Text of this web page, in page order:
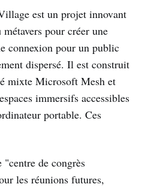
est un projet innovant
pour créer une
connexion pour un public
dispersé. Il est construit
mixte Microsoft Mesh et
immersifs accessibles
portable. Ces
de congrès
les réunions futures,